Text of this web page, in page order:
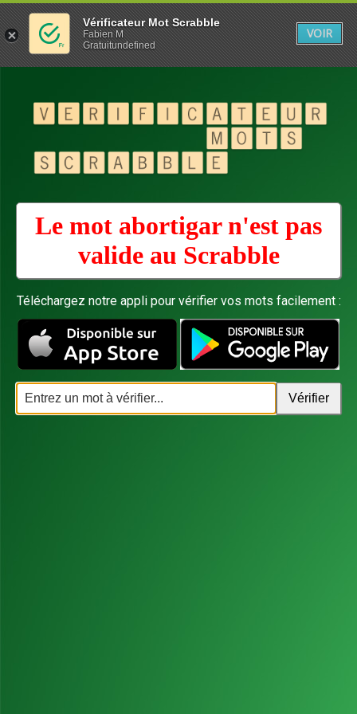
Le mot abortigar n'est pas
valide au Scrabble
Téléchargez notre appli pour vérifier vos mots facilement :
Vérificateur Mot Scrabble
Fabien M
Gratuitundefined
VOIR